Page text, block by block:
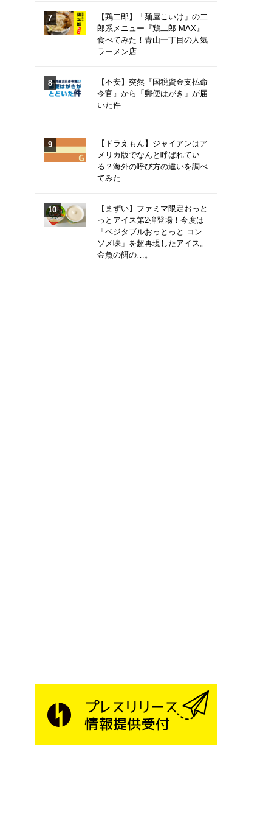
【鶏二郎】「麺屋こいけ」の二
郎系メニュー『鶏二郎 MAX』
食べてみた！青山一丁目の人気
ラーメン店
【不安】突然『国税資金支払命
令官』から「郵便はがき」が届
いた件
【ドラえもん】ジャイアンはア
メリカ版でなんと呼ばれてい
る？海外の呼び方の違いを調べ
てみた
【まずい】ファミマ限定おっと
っとアイス第2弾登場！今度は
「ベジタブルおっとっと コン
ソメ味」を超再現したアイス。
金魚の餌の…。